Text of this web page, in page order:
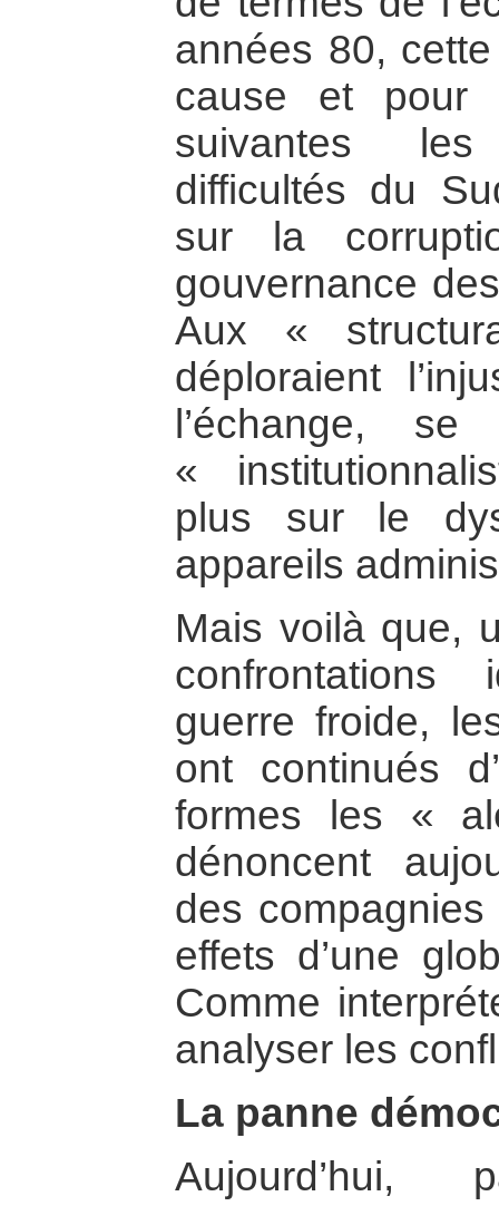
années 80,
cause et pour
suivantes
difficultés du
sur la
gouvernance
Aux «
déploraient
l’échange,
«
plus sur le
appareils
Mais voilà que,
guerre froide,
ont continués
formes les «
dénoncent
des
effets d’une
Comme
analyser les
La panne